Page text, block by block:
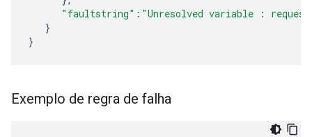
"faultstring" : "Unresolved variable :
}
}
Exemplo de regra de falha